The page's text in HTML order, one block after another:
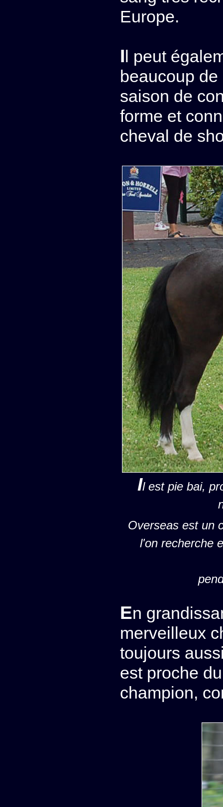
Europe.
Il peut également, bien qu'ayant déjà accumulé
beaucoup
saison de
forme et
cheval de
Il est pie bai,
Overseas est un
l'on recherche
En
merveilleux
toujours
est proche
champion,